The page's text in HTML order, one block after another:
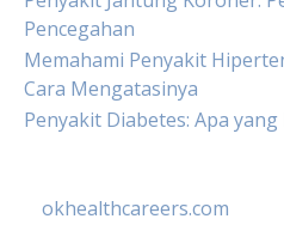
Pencegahan
Memahami Penyakit
Cara Mengatasinya
Penyakit Diabetes: Apa
okhealthcareers.com